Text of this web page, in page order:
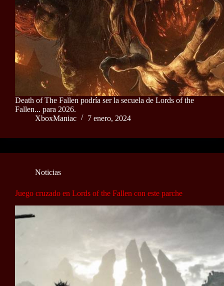
Death of The Fallen podría ser la secuela de Lords of the
Fallen... para 2026.
XboxManiac
7 enero, 2024
Noticias
Juego cruzado en Lords of the Fallen con este parche